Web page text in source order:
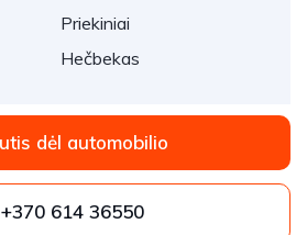
Priekiniai
Hečbekas
dėl automobilio
+370 614 36550